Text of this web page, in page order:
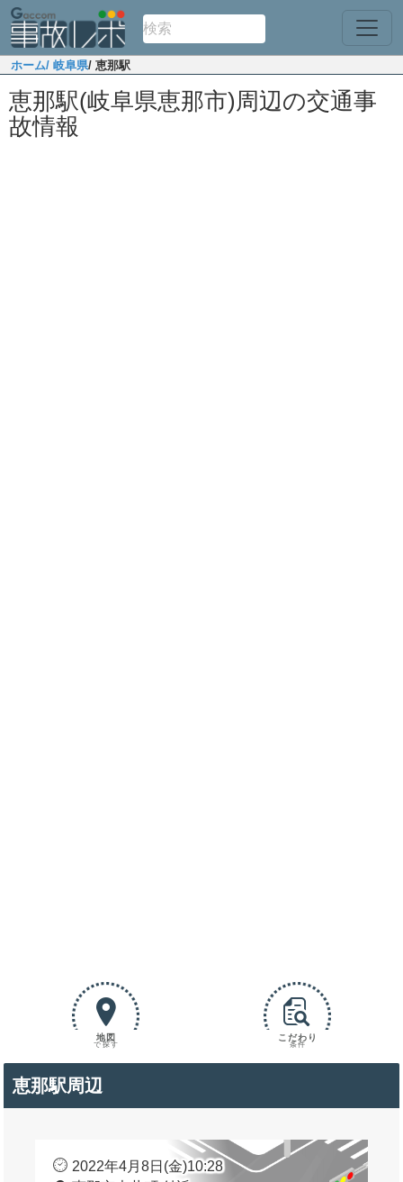
ホーム/ 岐阜県/ 恵那駅
恵那駅(岐阜県恵那市)周辺の交通事
故情報
地図
で探す
こだわり
条件
恵那駅周辺
2022年4月8日(金)10:28